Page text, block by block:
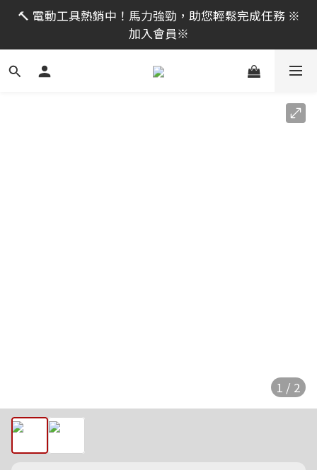
限時活動｜全館消費滿 NT$599 即享免運費，工具補貨
趁現在！立即逛活動商品
🔨 電動工具熱銷中！馬力強勁，助您輕鬆完成任務 ※
加入會員※
限時活動｜全館消費滿 NT$599 即享免運費，工具補貨
趁現在！立即逛活動商品
1 / 2